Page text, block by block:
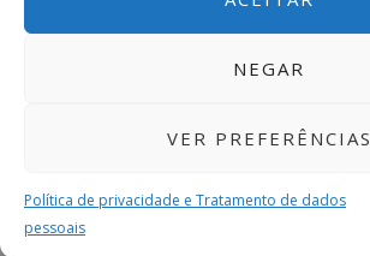
NEGAR
VER PREFERÊNCIAS
Política de privacidade e Tratamento de dados
pessoais